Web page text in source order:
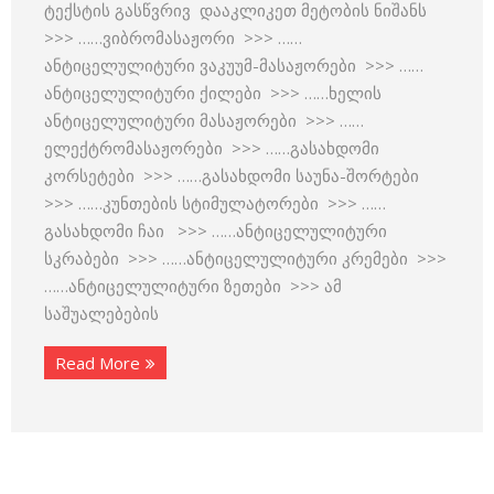
ტექსტის გასწვრივ დააკლიკეთ მეტობის ნიშანს
>>> ……ვიბრომასაჟორი >>> ……
ანტიცელულიტური ვაკუუმ-მასაჟორები >>> ……
ანტიცელულიტური ქილები >>> ……ხელის
ანტიცელულიტური მასაჟორები >>> ……
ელექტრომასაჟორები >>> ……გასახდომი
კორსეტები >>> ……გასახდომი საუნა-შორტები
>>> ……კუნთების სტიმულატორები >>> ……
გასახდომი ჩაი >>> ……ანტიცელულიტური
სკრაბები >>> ……ანტიცელულიტური კრემები >>>
……ანტიცელულიტური ზეთები >>> ამ
საშუალებების
Read More